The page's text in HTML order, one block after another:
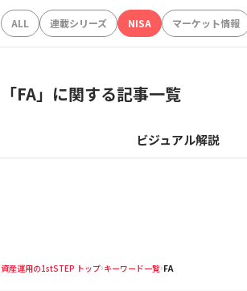
ALL 連載シリーズ NISA マーケット情報
「FA」に関する記事一覧
ビジュアル解説
資産運用の1stSTEP トップ キーワード一覧 FA